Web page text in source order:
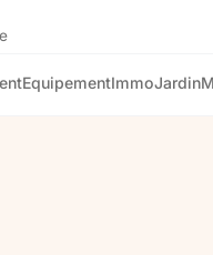
EquipementImmoJardin